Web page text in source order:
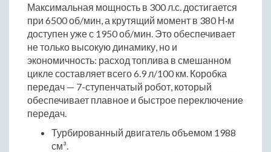
Максимальная мощность в 300 л.с. достигается
при 6500 об/мин, а крутящий момент в 380 Н·м
доступен уже с 1950 об/мин. Это обеспечивает
не только высокую динамику, но и
экономичность: расход топлива в смешанном
цикле составляет всего 6.9 л/100 км. Коробка
передач — 7-ступенчатый робот, который
обеспечивает плавное и быстрое переключение
передач.
Турбированный двигатель объемом 1988
см³.